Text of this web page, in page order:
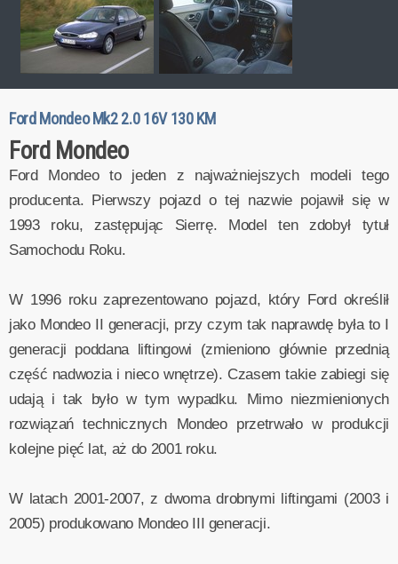
Ford Mondeo Mk2 2.0 16V 130 KM
Ford Mondeo
Ford Mondeo to jeden z najważniejszych modeli tego
producenta. Pierwszy pojazd o tej nazwie pojawił się w
1993 roku, zastępując Sierrę. Model ten zdobył tytuł
Samochodu Roku.
W 1996 roku zaprezentowano pojazd, który Ford określił
jako Mondeo II generacji, przy czym tak naprawdę była to I
generacji poddana liftingowi (zmieniono głównie przednią
część nadwozia i nieco wnętrze). Czasem takie zabiegi się
udają i tak było w tym wypadku. Mimo niezmienionych
rozwiązań technicznych Mondeo przetrwało w produkcji
kolejne pięć lat, aż do 2001 roku.
W latach 2001-2007, z dwoma drobnymi liftingami (2003 i
2005) produkowano Mondeo III generacji.